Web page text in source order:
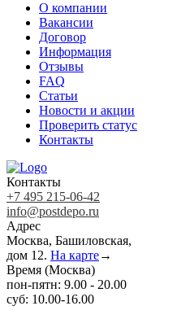
О компании
Вакансии
Договор
Информация
Отзывы
FAQ
Статьи
Новости и акции
Проверить статус
Контакты
Контакты
+7 495 215-06-42
info@postdepo.ru
Адрес
Москва, Башиловская,
дом 12. На карте→
Время (Москва)
пон-пятн: 9.00 - 20.00
суб: 10.00-16.00